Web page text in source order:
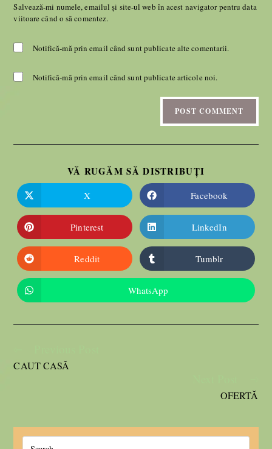
Salvează-mi numele, emailul și site-ul web în acest navigator pentru data
viitoare când o să comentez.
Notifică-mă prin email când sunt publicate alte comentarii.
Notifică-mă prin email când sunt publicate articole noi.
VĂ RUGĂM SĂ DISTRIBUȚI
X Facebook
Pinterest LinkedIn
Reddit Tumblr
WhatsApp
CAUT CASĂ
OFERTĂ